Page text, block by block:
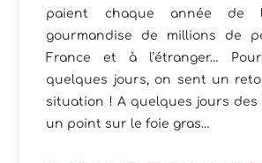
paient chaque année
gourmandise de millions de
France et à l’étranger…
quelques jours, on sent un
situation ! A quelques jours des
un point sur le foie gras…